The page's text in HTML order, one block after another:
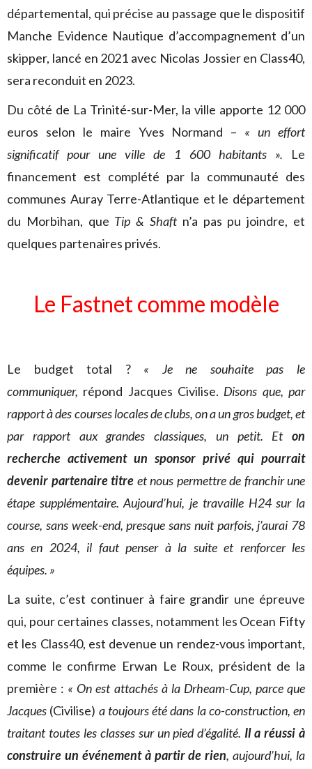
départemental, qui précise au passage que le dispositif
Manche Evidence Nautique d’accompagnement d’un
skipper, lancé en 2021 avec Nicolas Jossier en Class40,
sera reconduit en 2023.
Du côté de La Trinité-sur-Mer, la ville apporte 12 000
euros selon le maire Yves Normand – « un effort
significatif pour une ville de 1 600 habitants ». Le
financement est complété par la communauté des
communes Auray Terre-Atlantique et le département
du Morbihan, que Tip & Shaftn’a pas pu joindre, et
quelques partenaires privés.
Le Fastnet comme modèle
Le budget total ? « Je ne souhaite pas le
communiquer, répond Jacques Civilise. Disons que, par
rapport à des courses locales de clubs, on a un gros budget, et
par rapport aux grandes classiques, un petit. Et on
recherche activement un sponsor privé qui pourrait
devenir partenaire titre et nous permettre de franchir une
étape supplémentaire. Aujourd’hui, je travaille H24 sur la
course, sans week-end, presque sans nuit parfois, j’aurai 78
ans en 2024, il faut penser à la suite et renforcer les
équipes. »
La suite, c’est continuer à faire grandir une épreuve
qui, pour certaines classes, notamment les Ocean Fifty
et les Class40, est devenue un rendez-vous important,
comme le confirme Erwan Le Roux, président de la
première : « On est attachés à la Drheam-Cup, parce que
Jacques (Civilise) a toujours été dans la co-construction, en
traitant toutes les classes sur un pied d’égalité. Il a réussi à
construire un événement à partir de rien, aujourd’hui, la